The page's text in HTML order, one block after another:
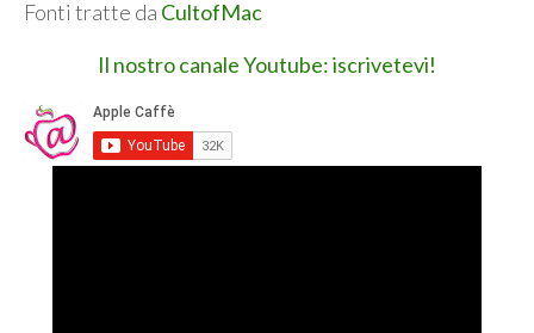
Fonti tratte da CultofMac
Il nostro canale Youtube: iscrivetevi!